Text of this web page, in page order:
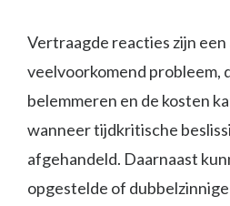
Vertraagde reacties zijn een
veelvoorkomend probleem,
belemmeren en de kosten
wanneer tijdkritische
afgehandeld. Daarnaast
opgestelde of dubbelzinnige